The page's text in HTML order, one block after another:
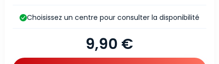
9,90 €
Choisissez un centre pour consulter la disponibilité